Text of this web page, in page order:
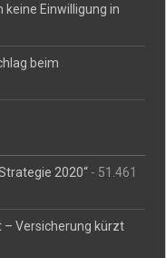
keine Einwilligung in
beim
2020“ - 51.461
– Versicherung kürzt